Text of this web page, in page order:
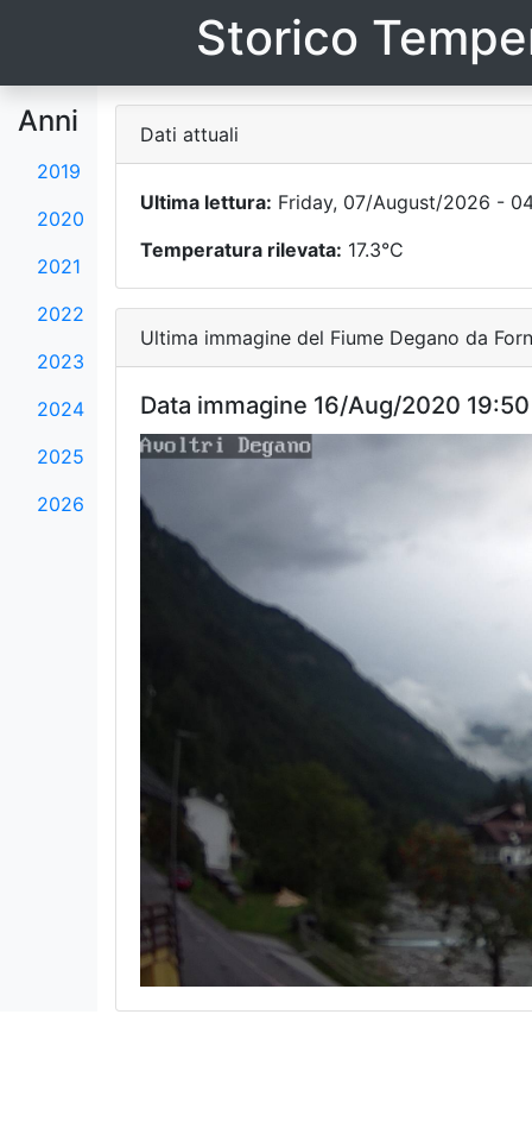
Storico
Anni
2019
2020
2021
2022
2023
2024
2025
2026
Dati attuali
Ultima lettura: Friday, 07/August/2026 -
Temperatura rilevata: 17.3°C
Ultima immagine del Fiume Degano da
Data immagine 16/Aug/2020 19:50